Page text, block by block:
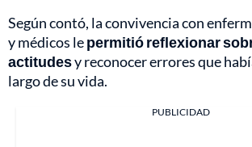
Según contó, la convivencia con
y médicos lepermitió reflexionar
actitudesy reconocer errores que
largo de su vida.
PUBLICIDAD